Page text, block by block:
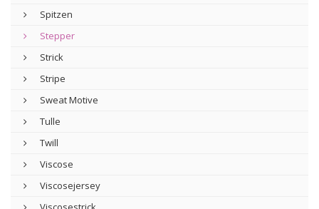
Spitzen
Stepper
Strick
Stripe
Sweat Motive
Tulle
Twill
Viscose
Viscosejersey